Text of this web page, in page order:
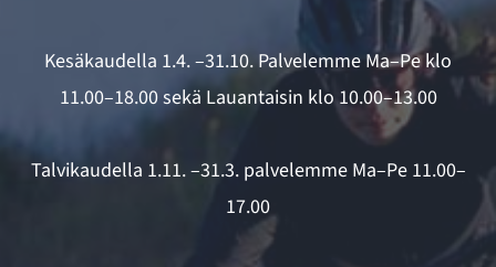
Kesäkaudella 1.4. –31.10. Palvelemme Ma–Pe klo
11.00–18.00 sekä Lauantaisin klo 10.00–13.00
Talvikaudella 1.11. –31.3. palvelemme Ma–Pe 11.00–
17.00